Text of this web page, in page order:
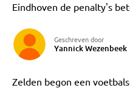
Eindhoven de penalty's
Geschreven door
Yannick Wezenbeek
Zelden begon een